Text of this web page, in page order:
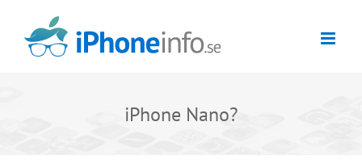
content
iPhone Nano?